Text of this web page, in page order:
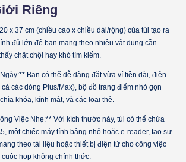
Riêng
x 37 cm (chiều cao x chiều dài/rộng) của túi tạo ra
đủ lớn để bạn mang theo nhiều vật dụng cần
chật chội hay khó tìm kiếm.
Bạn có thể dễ dàng đặt vừa ví tiền dài, điện
các dòng Plus/Max), bộ đồ trang điểm nhỏ gọn
khóa, kính mát, và các loại thẻ.
Việc Nhẹ:** Với kích thước này, túi có thể chứa
một chiếc máy tính bảng nhỏ hoặc e-reader, tạo sự
theo tài liệu hoặc thiết bị điện tử cho công việc
họp không chính thức.